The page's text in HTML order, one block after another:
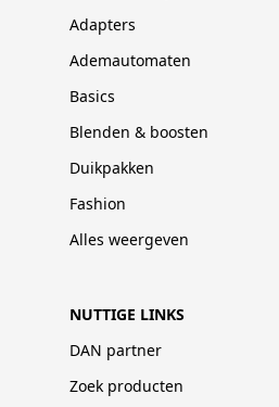
Adapters
Ademautomaten
Basics
Blenden & boosten
Duikpakken
Fashion
Alles weergeven
NUTTIGE LINKS
DAN partner
Zoek producten